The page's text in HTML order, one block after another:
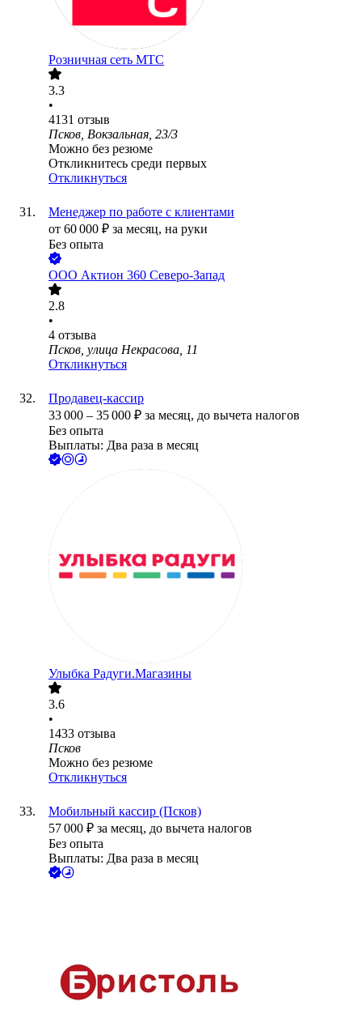
Розничная сеть МТС
3.3
•
4131 отзыв
Псков, Вокзальная, 23/3
Можно без резюме
Откликнитесь среди первых
Откликнуться
Менеджер по работе с клиентами
от 60 000 ₽ за месяц, на руки
Без опыта
ООО Актион 360 Северо-Запад
2.8
•
4 отзыва
Псков, улица Некрасова, 11
Откликнуться
Продавец-кассир
33 000 – 35 000 ₽ за месяц, до вычета налогов
Без опыта
Выплаты: Два раза в месяц
Улыбка Радуги.Магазины
3.6
•
1433 отзыва
Псков
Можно без резюме
Откликнуться
Мобильный кассир (Псков)
57 000 ₽ за месяц, до вычета налогов
Без опыта
Выплаты: Два раза в месяц